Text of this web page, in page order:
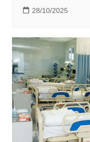
28/10/2025